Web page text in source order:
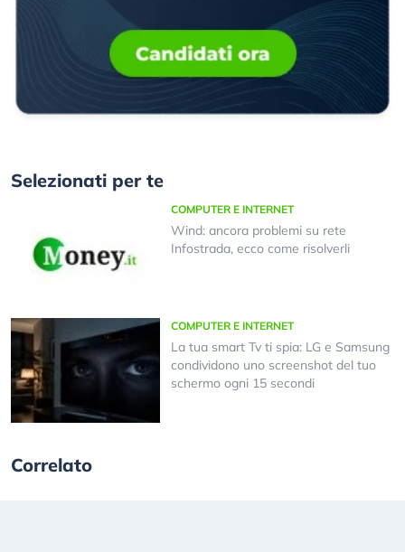
Selezionati per te
COMPUTER E INTERNET
Wind: ancora problemi su rete
Infostrada, ecco come risolverli
COMPUTER E INTERNET
La tua smart Tv ti spia: LG e Samsung
condividono uno screenshot del tuo
schermo ogni 15 secondi
Correlato